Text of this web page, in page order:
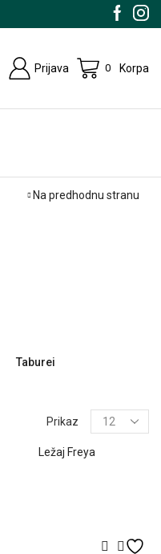
Prijava 0 Korpa
Na predhodnu stranu
Taburei
Prikaz